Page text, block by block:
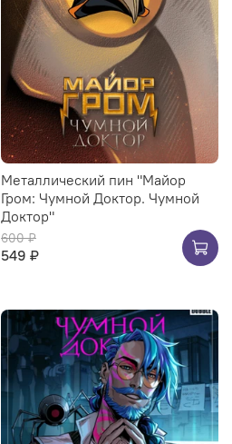
Металлический пин "Майор
Гром: Чумной Доктор. Чумной
Доктор"
600 ₽
549 ₽